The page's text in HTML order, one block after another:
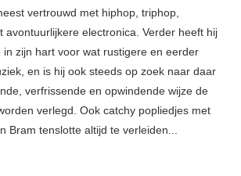
vertrouwd met hiphop, triphop,
avontuurlijkere electronica. Verder heeft hij
in zijn hart voor wat rustigere en eerder
en is hij ook steeds op zoek naar daar
verfrissende en opwindende wijze de
verlegd. Ook catchy popliedjes met
Bram tenslotte altijd te verleiden...